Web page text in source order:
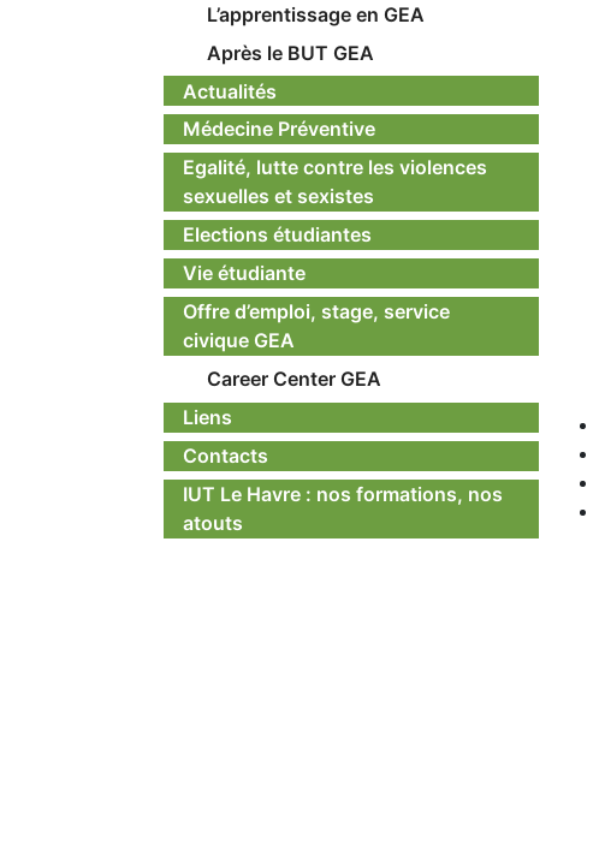
L’apprentissage en GEA
Après le BUT GEA
Actualités
Médecine Préventive
Egalité, lutte contre les violences
sexuelles et sexistes
Elections étudiantes
Vie étudiante
Offre d’emploi, stage, service
civique GEA
Career Center GEA
Liens
Contacts
IUT Le Havre : nos formations, nos
atouts